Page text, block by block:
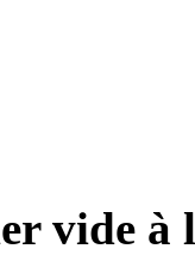
vide à